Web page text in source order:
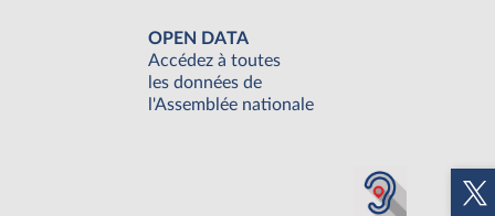
OPEN DATA
Accédez à toutes
les données de
l'Assemblée nationale